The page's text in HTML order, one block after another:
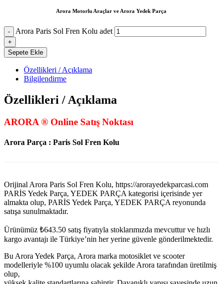
Arora Motorlu Araçlar ve Arora Yedek Parça
Arora Paris Sol Fren Kolu adet
Sepete Ekle
Özellikleri / Açıklama
Bilgilendirme
Özellikleri / Açıklama
ARORA ® Online Satış Noktası
Arora Parça : Paris Sol Fren Kolu
Orijinal Arora Paris Sol Fren Kolu, https://arorayedekparcasi.com
PARİS Yedek Parça, YEDEK PARÇA kategorisi içerisinde yer
almakta olup, PARİS Yedek Parça, YEDEK PARÇA reyonunda
satışa sunulmaktadır.
Ürünümüz ₺643.50 satış fiyatıyla stoklarımızda mevcuttur ve hızlı
kargo avantajı ile Türkiye’nin her yerine güvenle gönderilmektedir.
Bu Arora Yedek Parça, Arora marka motosiklet ve scooter
modelleriyle %100 uyumlu olacak şekilde Arora tarafından üretilmiş
olup,